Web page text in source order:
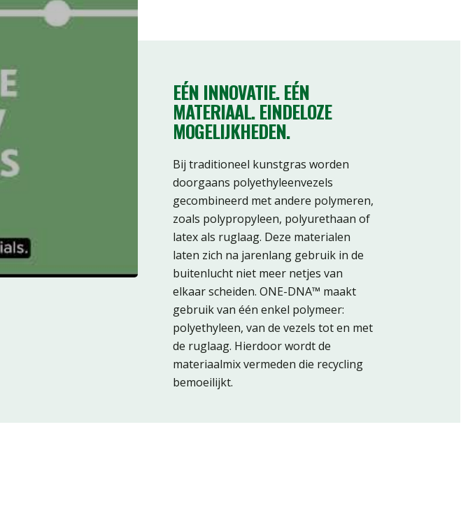
EÉN INNOVATIE. EÉN
MATERIAAL. EINDELOZE
MOGELIJKHEDEN.
Bij traditioneel kunstgras worden
doorgaans polyethyleenvezels
gecombineerd met andere polymeren,
zoals polypropyleen, polyurethaan of
latex als ruglaag. Deze materialen
laten zich na jarenlang gebruik in de
buitenlucht niet meer netjes van
elkaar scheiden. ONE-DNA™ maakt
gebruik van één enkel polymeer:
polyethyleen, van de vezels tot en met
de ruglaag. Hierdoor wordt de
materiaalmix vermeden die recycling
bemoeilijkt.